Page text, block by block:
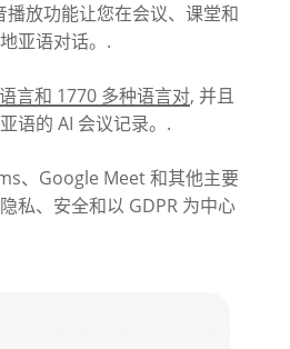
播放功能让您在会议、课堂和
亚语对话。.
言和 1770 多种语言对, 并且
语的 AI 会议记录。.
、Google Meet 和其他主要
私、安全和以 GDPR 为中心